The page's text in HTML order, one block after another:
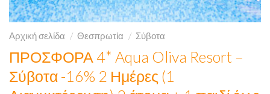
Αρχική σελίδα / Θεσπρωτία / Σύβοτα
ΠΡΟΣΦΟΡΑ 4* Aqua Oliva Resort –
Σύβοτα -16% 2 Ημέρες (1